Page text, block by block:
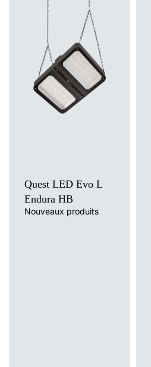
Quest LED Evo L
Endura HB
Nouveaux produits